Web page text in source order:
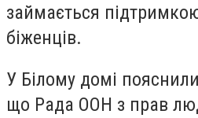
займається
біженців.
У Білому домі
що Рада ООН з прав